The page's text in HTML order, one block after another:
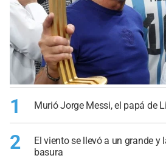
1 Murió Jorge Messi, el papá de
2
El viento se llevó a un grande y
basura